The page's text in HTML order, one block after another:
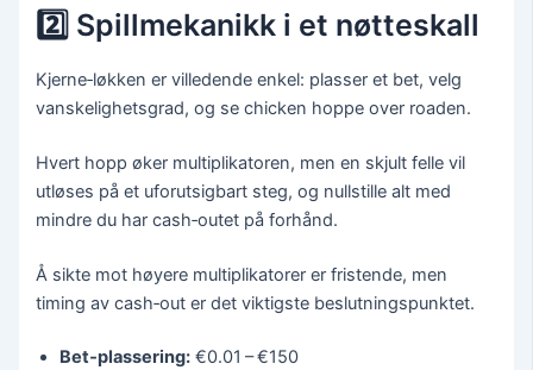
2️⃣ Spillmekanikk i et nøtteskall
Kjerne‑løkken er villedende enkel: plasser et bet, velg
vanskelighetsgrad, og se chicken hoppe over roaden.
Hvert hopp øker multiplikatoren, men en skjult felle vil
utløses på et uforutsigbart steg, og nullstille alt med
mindre du har cash‑outet på forhånd.
Å sikte mot høyere multiplikatorer er fristende, men
timing av cash‑out er det viktigste beslutningspunktet.
Bet‑plassering: €0.01 – €150